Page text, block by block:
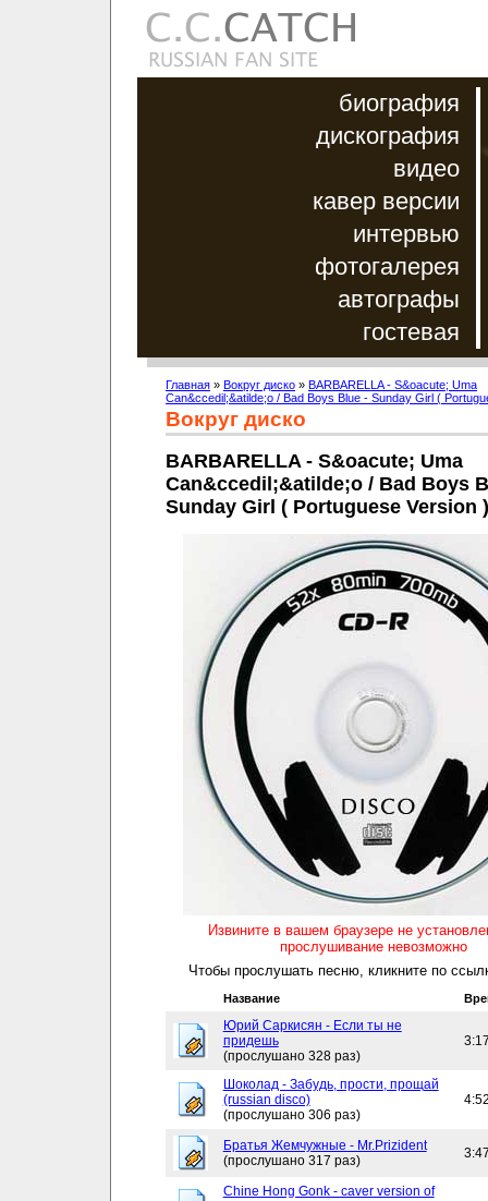
биография
дискография
видео
кавер версии
интервью
фотогалерея
автографы
гостевая
Главная » Вокруг диско » BARBARELLA - S&oacute; Uma
Can&ccedil;&atilde;o / Bad Boys Blue - Sunday Girl (
Вокруг диско
BARBARELLA - S&oacute; Uma
Can&ccedil;&atilde;o / Bad Boys
Sunday Girl ( Portuguese Version )
Извините в вашем браузере не
прослушивание невозможно
Чтобы прослушать песню, кликните по
Название
Юрий Саркисян - Если ты не
придешь
(прослушано 328 раз)
Шоколад - Забудь, прости, прощай
(russian disco)
(прослушано 306 раз)
Братья Жемчужные - Mr.Prizident
(прослушано 317 раз)
Chine Hong Gonk - caver version of